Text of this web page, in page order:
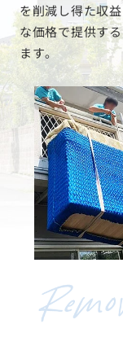
を削減し得た収
な価格で提供す
ます。